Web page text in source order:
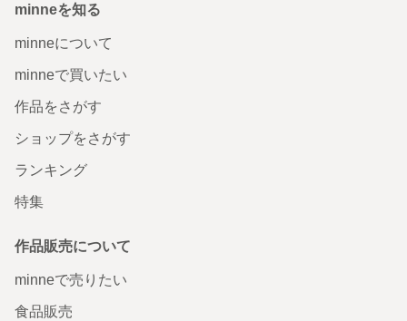
minneを知る
minneについて
minneで買いたい
作品をさがす
ショップをさがす
ランキング
特集
作品販売について
minneで売りたい
食品販売